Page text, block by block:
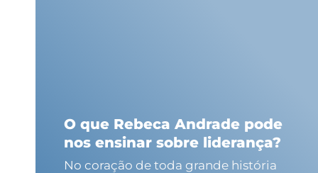
O que Rebeca Andrade pode
nos ensinar sobre liderança?
No coração de toda grande história